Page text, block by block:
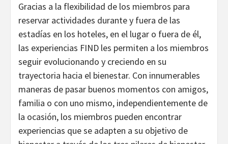
Gracias a la flexibilidad de los miembros para
reservar actividades durante y fuera de las
estadías en los hoteles, en el lugar o fuera de él,
las experiencias FIND les permiten a los miembros
seguir evolucionando y creciendo en su
trayectoria hacia el bienestar. Con innumerables
maneras de pasar buenos momentos con amigos,
familia o con uno mismo, independientemente de
la ocasión, los miembros pueden encontrar
experiencias que se adapten a su objetivo de